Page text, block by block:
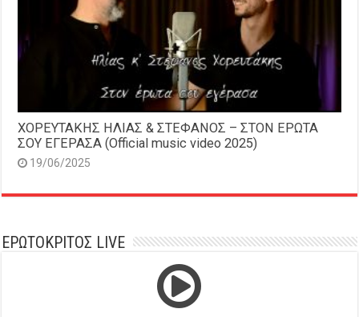
ΧΟΡΕΥΤΑΚΗΣ ΗΛΙΑΣ & ΣΤΕΦΑΝΟΣ – ΣΤΟΝ ΕΡΩΤΑ
ΣΟΥ ΕΓΕΡΑΣΑ (Official music video 2025)
19/06/2025
ΕΡΩΤΟΚΡΙΤΟΣ LIVE